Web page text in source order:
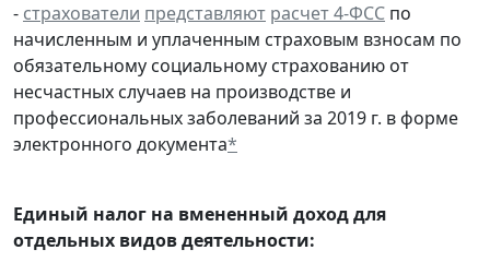
- страхователи представляют расчет 4-ФСС по
начисленным и уплаченным страховым взносам по
обязательному социальному страхованию от
несчастных случаев на производстве и
профессиональных заболеваний за 2019 г. в форме
электронного документа*
Единый налог на вмененный доход для
отдельных видов деятельности: